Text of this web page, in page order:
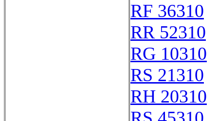
RF 36310
RR 52310
RG 10310
RS 21310
RH 20310